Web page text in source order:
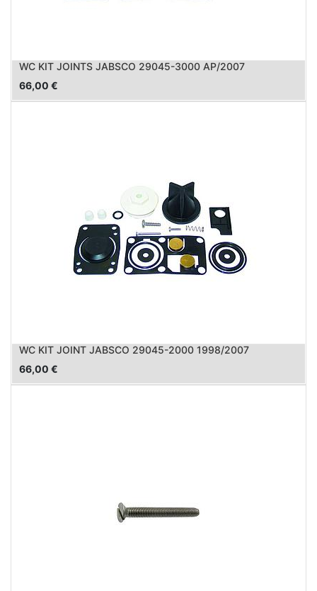
WC KIT JOINTS JABSCO 29045-3000 AP/2007
66,00 €
WC KIT JOINT JABSCO 29045-2000 1998/2007
66,00 €